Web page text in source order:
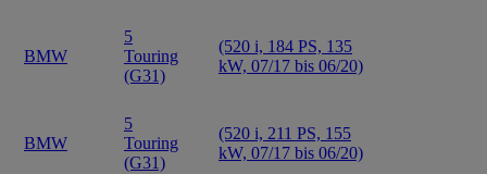
BMW
5
Touring
(G31)
(520 i, 184 PS, 135
kW, 07/17 bis 06/20)
BMW
5
Touring
(G31)
(520 i, 211 PS, 155
kW, 07/17 bis 06/20)